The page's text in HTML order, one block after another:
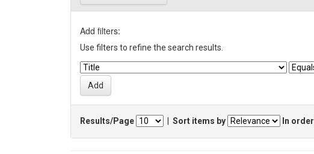
Add filters:
Use filters to refine the search results.
Results/Page Sort items by In order